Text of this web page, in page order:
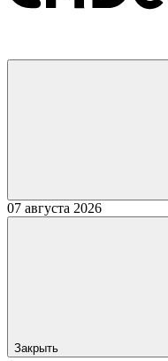
07 августа 2026
Закрыть